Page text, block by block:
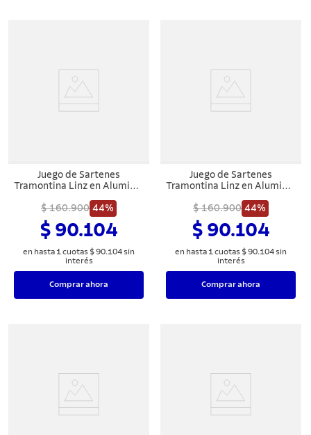
Juego de Sartenes
Tramontina Linz en Aluminio
Externo Antiadherente
Starflon Max Rosa 03 Piezas
$ 160.900 44%
$ 90.104
en hasta 1 cuotas $90.104sin
interés
Comprar ahora
Juego de Sartenes
Tramontina Linz en Aluminio
Externo Antiadherente
Starflon Max Negro 03
Piezas
$ 160.900 44%
$ 90.104
en hasta 1 cuotas $90.104sin
interés
Comprar ahora